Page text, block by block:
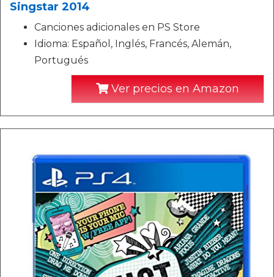
Singstar 2014
Canciones adicionales en PS Store
Idioma: Español, Inglés, Francés, Alemán,
Portugués
Ver precios en Amazon